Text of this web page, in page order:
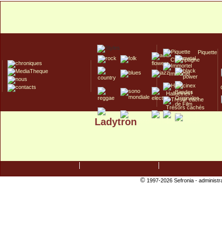
Piquette
Champagne
Immortel
Hallucinex!
Trésors cachés
Culte/Collector
Ladytron
©1997-2026 Sefronia -